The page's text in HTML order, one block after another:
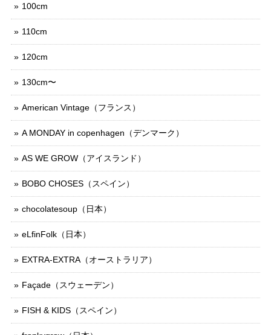
100cm
110cm
120cm
130cm〜
American Vintage（フランス）
A MONDAY in copenhagen（デンマーク）
AS WE GROW（アイスランド）
BOBO CHOSES（スペイン）
chocolatesoup（日本）
eLfinFolk（日本）
EXTRA-EXTRA（オーストラリア）
Façade（スウェーデン）
FISH & KIDS（スペイン）